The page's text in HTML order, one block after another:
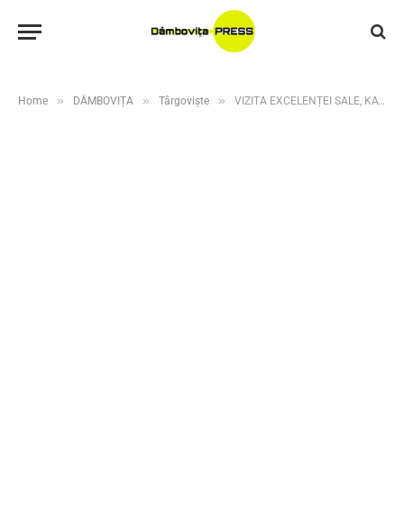
Home » DÂMBOVIȚA » Târgoviște » VIZITA EXCELENȚEI SALE, KATAE TAKASHI, AMABASADORUL JAPONIEI ÎN ROMÂNIA, LA UNIVERSITATEA „VALAHIA” DIN TÂRGOVIȘTE